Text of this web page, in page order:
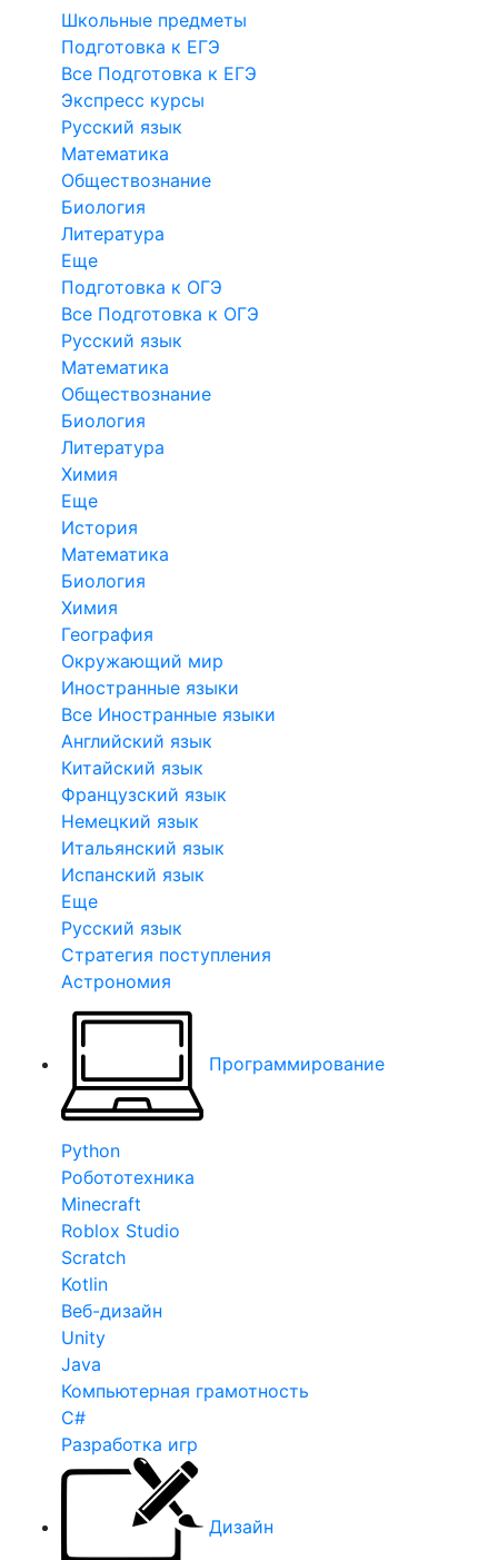
Школьные предметы
Подготовка к ЕГЭ
Все Подготовка к ЕГЭ
Экспресс курсы
Русский язык
Математика
Обществознание
Биология
Литература
Еще
Подготовка к ОГЭ
Все Подготовка к ОГЭ
Русский язык
Математика
Обществознание
Биология
Литература
Химия
Еще
История
Математика
Биология
Химия
География
Окружающий мир
Иностранные языки
Все Иностранные языки
Английский язык
Китайский язык
Французский язык
Немецкий язык
Итальянский язык
Испанский язык
Еще
Русский язык
Стратегия поступления
Астрономия
Программирование
Python
Робототехника
Minecraft
Roblox Studio
Scratch
Kotlin
Веб-дизайн
Unity
Java
Компьютерная грамотность
C#
Разработка игр
Дизайн